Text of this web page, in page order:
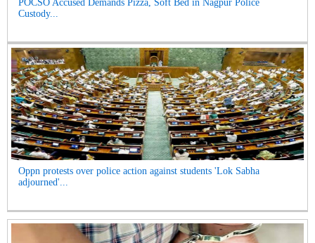
POCSO Accused Demands Pizza, Soft Bed in Nagpur Police
Custody...
Oppn protests over police action against students 'Lok Sabha
adjourned'...